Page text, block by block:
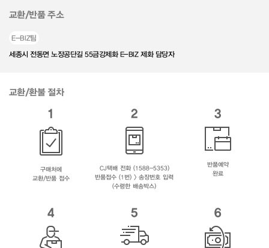
교환/반품 주소
E-BIZ팀
세종시 전동면 노장공단길 55금강제화 E-BIZ 제화 담당자
교환/환불 절차
1
구매처에
교환/반품 접수
2
CJ택배 전화 (1588-5353)
반품접수 (1번) > 송장번호 입력
(수령한 배송박스)
3
반품예약
완료
4 5 6